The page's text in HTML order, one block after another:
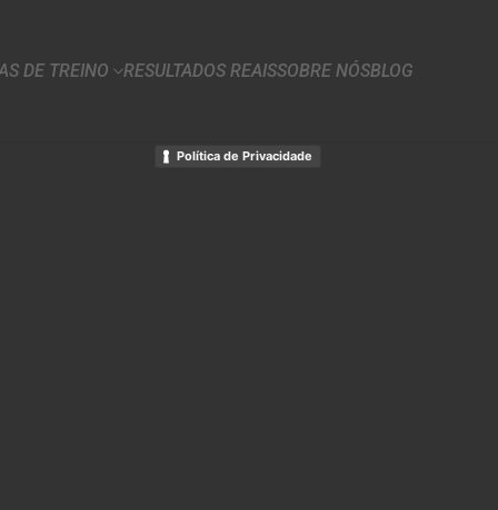
DE TREINO RESULTADOS REAISSOBRE NÓSBLOG
Política de Privacidade